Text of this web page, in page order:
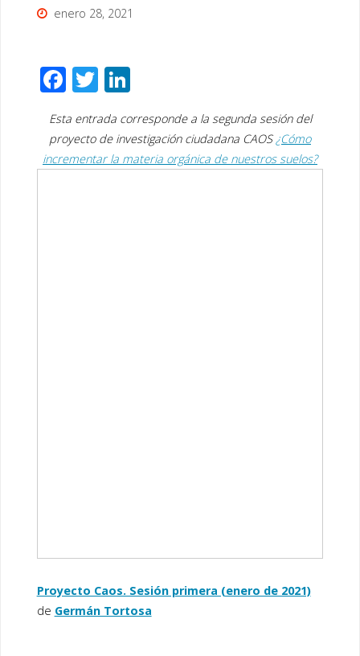
enero 28, 2021
F
e
b
T
wi
tt
er
Li
k
e
Esta entrada corresponde a la segunda sesión del
proyecto de investigación ciudadana CAOS¿Cómo
incrementar la materia orgánica de nuestros suelos?
Proyecto Caos. Sesión primera (enero de 2021)
de Germán Tortosa